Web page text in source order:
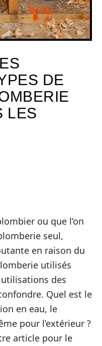
DE
LES
ou que l’on
seul,
en raison du
utilisés
utilisations des
Quel est le
en eau, le
pour l’extérieur ?
article pour le